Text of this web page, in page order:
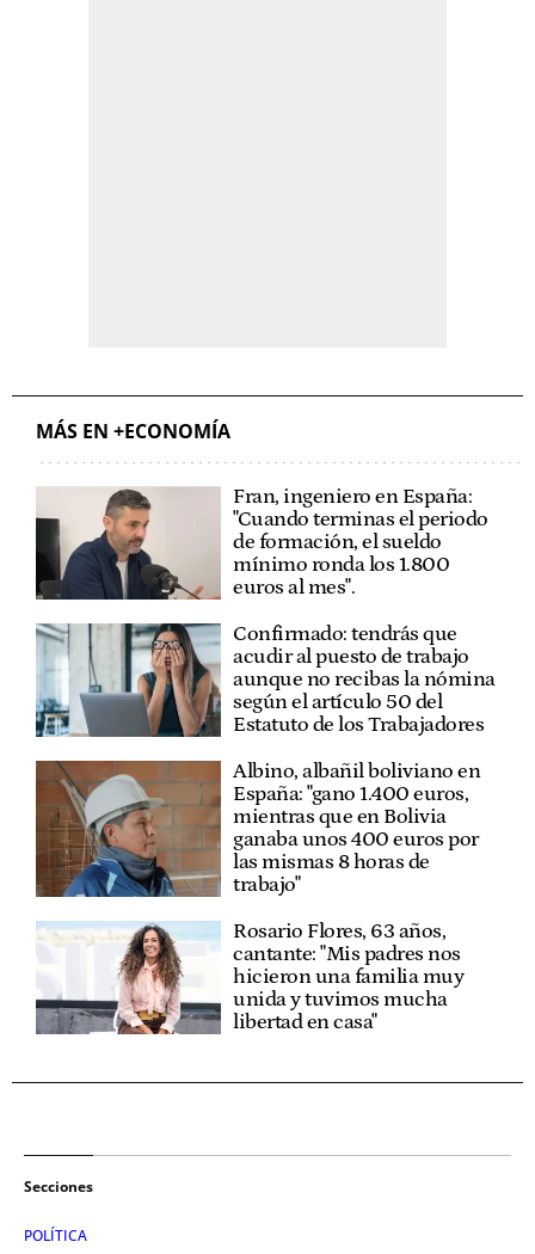
MÁS EN +ECONOMÍA
Fran, ingeniero en España:
"Cuando terminas el periodo
de formación, el sueldo
mínimo ronda los 1.800
euros al mes".
Confirmado: tendrás que
acudir al puesto de trabajo
aunque no recibas la nómina
según el artículo 50 del
Estatuto de los Trabajadores
Albino, albañil boliviano en
España: "gano 1.400 euros,
mientras que en Bolivia
ganaba unos 400 euros por
las mismas 8 horas de
trabajo"
Rosario Flores, 63 años,
cantante: "Mis padres nos
hicieron una familia muy
unida y tuvimos mucha
libertad en casa"
Secciones
POLÍTICA